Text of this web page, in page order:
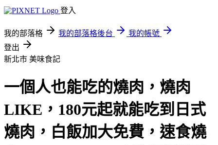
登入
我的部落格 我的部落格後台
我的帳號
登出
新北市 美味食記
一個人也能吃的燒肉，燒肉
LIKE，180元起就能吃到日式
燒肉，白飯加大免費，速食燒